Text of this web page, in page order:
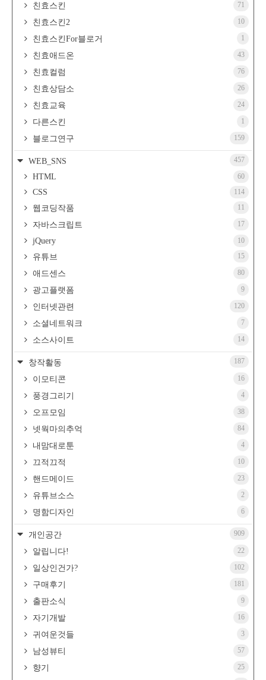
친효스킨 71
친효스킨2 10
친효스킨For블로거 1
친효애드온 43
친효컬럼 76
친효상담소 26
친효교육 24
다른스킨 1
블로그연구 159
WEB_SNS 457
HTML 60
CSS 114
웹코딩작품 11
자바스크립트 17
jQuery 10
유튜브 15
애드센스 80
광고플랫폼 9
인터넷관련 120
소셜네트워크 7
소스사이트 14
창작활동 187
이모티콘 16
풍경그리기 4
오프모임 38
넷웍마의추억 84
내맘대로툰 4
끄적끄적 10
핸드메이드 23
유튜브소스 2
명함디자인 6
개인공간 909
알립니다! 22
일상인건가? 102
구매후기 181
출판소식 9
자기개발 16
귀여운것들 3
남성뷰티 57
향기
25